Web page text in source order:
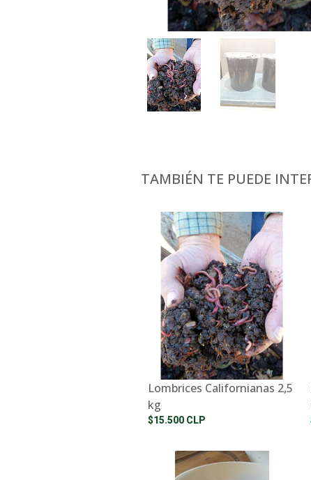
TAMBIÉN TE PUEDE
Lombrices Californianas 2,5
kg
$15.500 CLP